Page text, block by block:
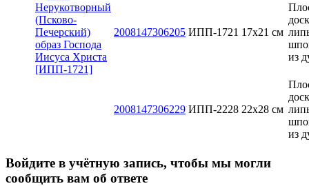
2008147306205 ИПП-1721 17х21 см
из
2008147306229 ИПП-2228 22х28 см
из
Войдите в учётную запись, чтобы мы могли
сообщить вам об ответе